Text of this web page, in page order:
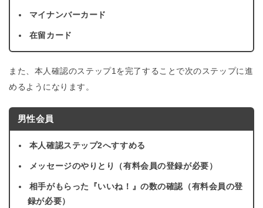
マイナンバーカード
在留カード
また、本人確認のステップ1を完了することで次のステップに進
めるようになります。
男性会員
本人確認ステップ2へすすめる
メッセージのやりとり（有料会員の登録が必要）
相手がもらった『いいね！』の数の確認（有料会員の登
録が必要）